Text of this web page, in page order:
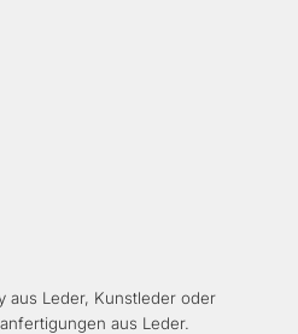
aus Leder, Kunstleder oder
aus Leder.